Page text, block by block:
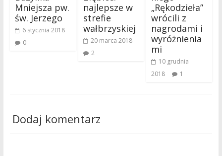
Mniejsza pw.
św. Jerzego
6 stycznia 2018
0
najlepsze w
strefie
wałbrzyskiej
20 marca 2018
2
„Rękodzieła”
wrócili z
nagrodami i
wyróżnienia
mi
10 grudnia
2018
1
Dodaj komentarz